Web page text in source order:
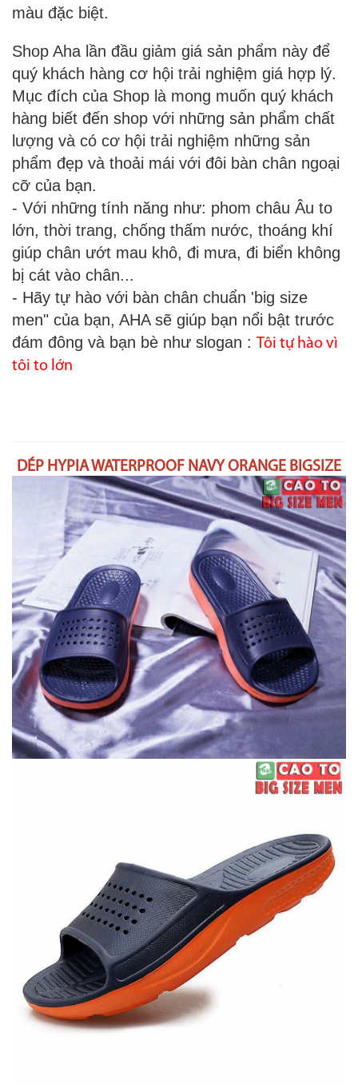
màu đặc biệt.
Shop Aha lần đầu giảm giá sản phẩm này để
quý khách hàng cơ hội trải nghiệm giá hợp lý.
Mục đích của Shop là mong muốn quý khách
hàng biết đến shop với những sản phẩm chất
lượng và có cơ hội trải nghiệm những sản
phẩm đẹp và thoải mái với đôi bàn chân ngoại
cỡ của bạn.
- Với những tính năng như: phom châu Âu to
lớn, thời trang, chống thấm nước, thoáng khí
giúp chân ướt mau khô, đi mưa, đi biển không
bị cát vào chân...
- Hãy tự hào với bàn chân chuẩn 'big size
men" của bạn, AHA sẽ giúp bạn nổi bật trước
đám đông và bạn bè như slogan : Tôi tự hào vì
tôi to lớn
DÉP HYPIA WATERPROOF NAVY ORANGE BIGSIZE